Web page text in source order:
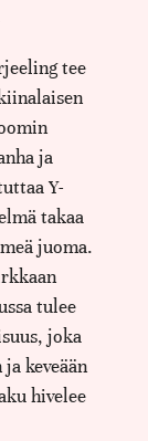
tee
ja
Y-
takaa
juoma.
tulee
joka
keveään
hivelee